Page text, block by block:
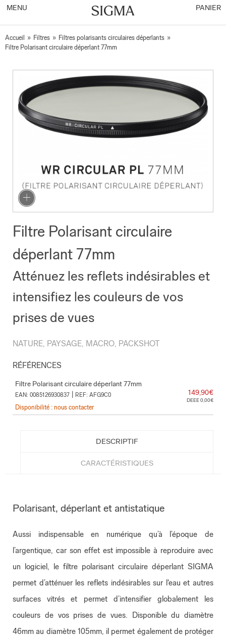
MENU PANIER
Accueil » Filtres » Filtres polarisants circulaires déperlants »
Filtre Polarisant circulaire déperlant 77mm
Filtre Polarisant circulaire
déperlant 77mm
Atténuez les reflets indésirables et
intensifiez les couleurs de vos
prises de vues
NATURE, PAYSAGE, MACRO, PACKSHOT
RÉFÉRENCES
Filtre Polarisant circulaire déperlant 77mm
EAN: 0085126930837 | REF: AFG9C0
Disponibilité : nous contacter
149,90€
DEEE 0,00€
DESCRIPTIF
CARACTÉRISTIQUES
Polarisant, déperlant et antistatique
Aussi indispensable en numérique qu’à l’époque de
l’argentique, car son effet est impossible à reproduire avec
un logiciel, le filtre polarisant circulaire déperlant SIGMA
permet d’atténuer les reflets indésirables sur l'eau et autres
surfaces vitrés et permet d’intensifier globalement les
couleurs de vos prises de vues. Disponible du diamètre
46mm au diamètre 105mm, il permet également de protéger